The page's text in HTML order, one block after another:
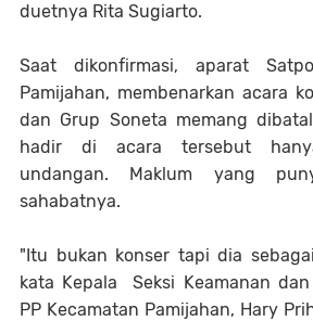
duetnya Rita Sugiarto.
Saat dikonfirmasi, aparat
Pamijahan, membenarkan acara
dan Grup Soneta memang
hadir di acara tersebut
undangan. Maklum yang
sahabatnya.
"Itu bukan konser tapi dia
kata Kepala Seksi Keamanan
PP Kecamatan Pamijahan, Hary